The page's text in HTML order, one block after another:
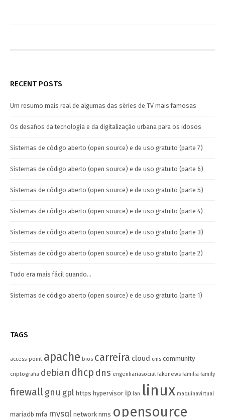
RECENT POSTS
Um resumo mais real de algumas das séries de TV mais famosas
Os desafios da tecnologia e da digitalização urbana para os idosos
Sistemas de código aberto (open source) e de uso gratuito (parte 7)
Sistemas de código aberto (open source) e de uso gratuito (parte 6)
Sistemas de código aberto (open source) e de uso gratuito (parte 5)
Sistemas de código aberto (open source) e de uso gratuito (parte 4)
Sistemas de código aberto (open source) e de uso gratuito (parte 3)
Sistemas de código aberto (open source) e de uso gratuito (parte 2)
Tudo era mais fácil quando…
Sistemas de código aberto (open source) e de uso gratuito (parte 1)
TAGS
access-point apache bios carreira cloud cms community
criptografia debian dhcp dns engenhariasocial fakenews familia family
firewallgnu gpl https hypervisor ip lan linux maquinavirtual
mariadb mfa mysql network nms opensource